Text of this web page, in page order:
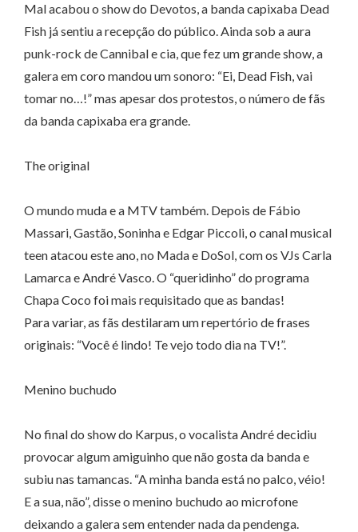
Mal acabou o show do Devotos, a banda capixaba Dead
Fish já sentiu a recepção do público. Ainda sob a aura
punk-rock de Cannibal e cia, que fez um grande show, a
galera em coro mandou um sonoro: “Ei, Dead Fish, vai
tomar no…!” mas apesar dos protestos, o número de fãs
da banda capixaba era grande.
The original
O mundo muda e a MTV também. Depois de Fábio
Massari, Gastão, Soninha e Edgar Piccoli, o canal musical
teen atacou este ano, no Mada e DoSol, com os VJs Carla
Lamarca e André Vasco. O “queridinho” do programa
Chapa Coco foi mais requisitado que as bandas!
Para variar, as fãs destilaram um repertório de frases
originais: “Você é lindo! Te vejo todo dia na TV!”.
Menino buchudo
No final do show do Karpus, o vocalista André decidiu
provocar algum amiguinho que não gosta da banda e
subiu nas tamancas. “A minha banda está no palco, véio!
E a sua, não”, disse o menino buchudo ao microfone
deixando a galera sem entender nada da pendenga.